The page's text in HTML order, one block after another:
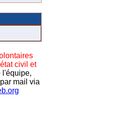
civil et
l'équipe,
mail via